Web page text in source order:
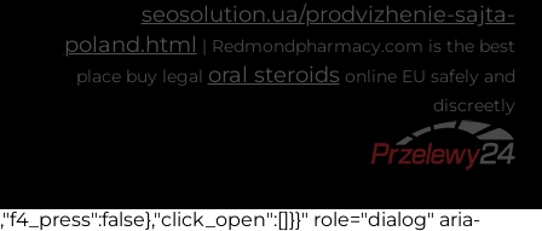
seosolution.ua/prodvizhenie-sajta-
poland.html | Redmondpharmacy.com is the best
place buy legal oral steroids online EU safely and
discreetly
,"f4_press":false},"click_open":[]}}" role="dialog" aria-